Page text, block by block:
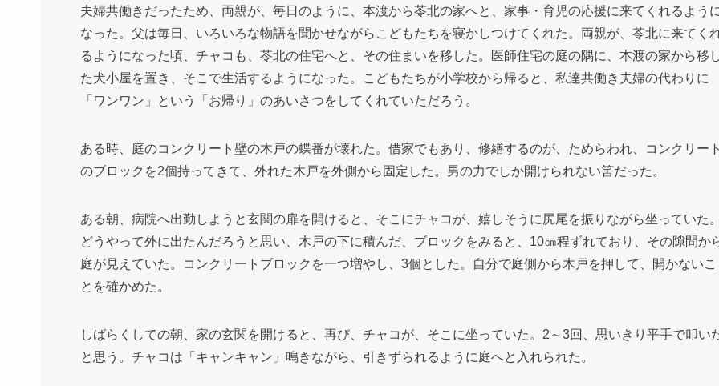
夫婦共働きだったため、両親が、毎日のように、本渡から苓北の家へと、家事・育児の応援に来てくれるよう
なった。父は毎日、いろいろな物語を聞かせながらこどもたちを寝かしつけてくれた。両親が、苓北に来てく
るようになった頃、チャコも、苓北の住宅へと、その住まいを移した。医師住宅の庭の隅に、本渡の家から移
た犬小屋を置き、そこで生活するようになった。こどもたちが小学校から帰ると、私達共働き夫婦の代わりに
「ワンワン」という「お帰り」のあいさつをしてくれていただろう。
ある時、庭のコンクリート壁の木戸の蝶番が壊れた。借家でもあり、修繕するのが、ためらわれ、コンクリート
のブロックを2個持ってきて、外れた木戸を外側から固定した。男の力でしか開けられない筈だった。
ある朝、病院へ出勤しようと玄関の扉を開けると、そこにチャコが、嬉しそうに尻尾を振りながら坐っていた。
どうやって外に出たんだろうと思い、木戸の下に積んだ、ブロックをみると、10㎝程ずれており、その隙間か
庭が見えていた。コンクリートブロックを一つ増やし、3個とした。自分で庭側から木戸を押して、開かないこ
とを確かめた。
しばらくしての朝、家の玄関を開けると、再び、チャコが、そこに坐っていた。2～3回、思いきり平手で叩い
と思う。チャコは「キャンキャン」鳴きながら、引きずられるように庭へと入れられた。